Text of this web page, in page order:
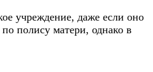
учреждение, даже если оно
полису матери, однако в